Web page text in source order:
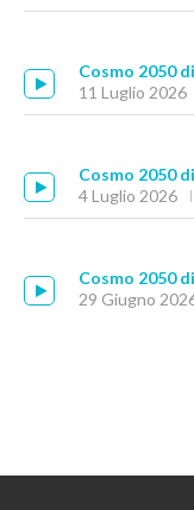
Cosmo 2050
11 Luglio 2026
Cosmo 2050
4 Luglio 2026
Cosmo 2050
29 Giugno